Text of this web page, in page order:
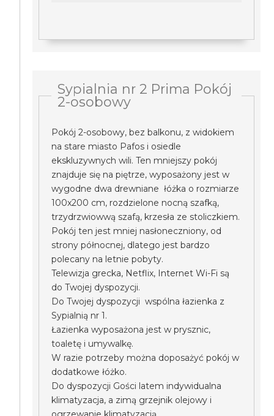
Sypialnia nr 2 Prima Pokój
2-osobowy
Pokój 2-osobowy, bez balkonu, z widokiem
na stare miasto Pafos i osiedle
ekskluzywnych wili. Ten mniejszy pokój
znajduje się na piętrze, wyposażony jest w
wygodne dwa drewniane łóżka o rozmiarze
100x200 cm, rozdzielone nocną szafką,
trzydrzwiowwą szafą, krzesła ze stoliczkiem.
Pokój ten jest mniej nasłoneczniony, od
strony północnej, dlatego jest bardzo
polecany na letnie pobyty.
Telewizja grecka, Netflix, Internet Wi-Fi są
do Twojej dyspozycji.
Do Twojej dyspozycji wspólna łazienka z
Sypialnią nr 1.
Łazienka wyposażona jest w prysznic,
toaletę i umywalkę.
W razie potrzeby można doposażyć pokój w
dodatkowe łóżko.
Do dyspozycji Gości latem indywidualna
klimatyzacja, a zimą grzejnik olejowy i